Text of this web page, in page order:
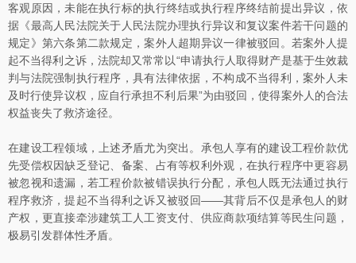
客观原因，未能在执行标的执行终结或执行程序终结前提出异议，依
据《最高人民法院关于人民法院办理执行异议和复议案件若干问题的
规定》第六条第二款规定，案外人超期异议一律被驳回。若案外人提
起不当得利之诉，法院却又常常以“申请执行人取得财产是基于生效裁
判与法院强制执行程序，具有法律依据，不构成不当得利，案外人未
及时行使异议权，应自行承担不利后果”为由驳回，使得案外人的合法
权益丧失了救济途径。
在建设工程领域，上述矛盾尤为突出。承包人享有的建设工程价款优
先受偿权因缺乏登记、备案、占有等权利外观，在执行程序中更容易
被忽视和遗漏，若工程价款被错误执行分配，承包人既无法通过执行
程序救济，提起不当得利之诉又被驳回——其背后不仅是承包人的财
产权，更直接牵涉建筑工人工资支付、供应商款项结算等民生问题，
极易引发群体性矛盾。